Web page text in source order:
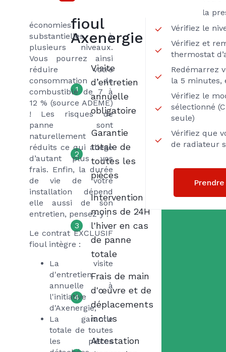
chauffage permet de
économies
substantielles à
plusieurs niveaux.
Vous pourrez ainsi
réduire votre
consommation de
combustible de 7 à
12 % (source ADEME)
! Les risques de
panne sont
naturellement
réduits ce qui allège
d’autant plus vos
frais. Enfin, la durée
de vie de votre
installation dépend
elle aussi de son
entretien, pensez-y !
Le contrat EXCLUSIF
fioul intègre :
La visite
d'entretien
annuelle à
l'initiative
d'Axenergie,
La garantie
totale de toutes
les pièces
Vérifiez la
Vérifiez le
Vérifiez et
thermostat
Redémarrez
la 5 minutes,
Vérifiez le
sélectionné
seule)
Vérifiez que
de radiateur
fioul
Axenergie
1
Visite
d’entretien
annuelle
obligatoire
2
Garantie
totale de
toutes les
pièces
3
Intervention
moins de 24H
l'hiver en cas
de panne
totale
4
Frais de main
d'œuvre et de
déplacements
inclus
Attestation